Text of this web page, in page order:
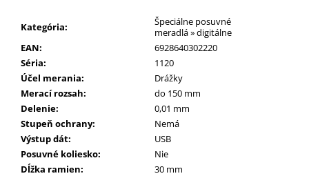
Kategória:
Špeciálne posuvné
meradlá » digitálne
EAN:
6928640302220
Séria:
1120
Účel merania:
Drážky
Merací rozsah:
do 150 mm
Delenie:
0,01 mm
Stupeň ochrany:
Nemá
Výstup dát:
USB
Posuvné koliesko:
Nie
Dĺžka ramien:
30 mm